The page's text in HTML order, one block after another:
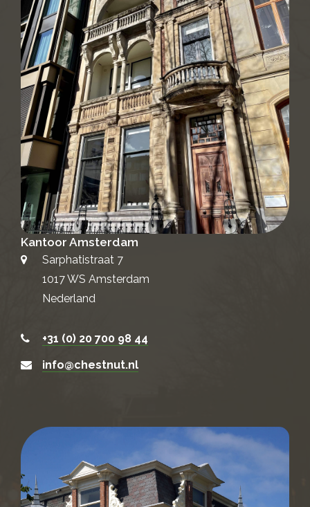
Kantoor Amsterdam
Sarphatistraat 7
1017 WS Amsterdam
Nederland
+31 (0) 20 700 98 44
info@chestnut.nl